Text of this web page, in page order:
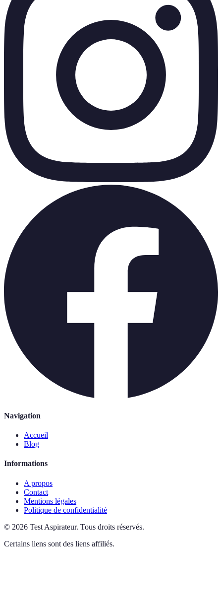
Navigation
Accueil
Blog
Informations
A propos
Contact
Mentions légales
Politique de confidentialité
© 2026 Test Aspirateur. Tous droits réservés.
Certains liens sont des liens affiliés.